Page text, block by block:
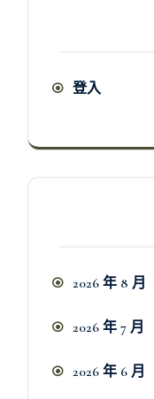
登入
2026 年 8 月
2026 年 7 月
2026 年 6 月